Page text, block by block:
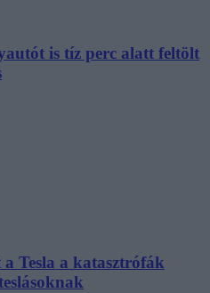
is tíz perc alatt feltölt
a Tesla a katasztrófák